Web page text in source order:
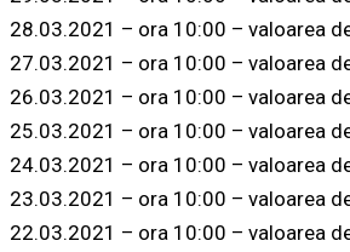
28.03.2021 – ora 10:00 – valoarea
27.03.2021 – ora 10:00 – valoarea
26.03.2021 – ora 10:00 – valoarea
25.03.2021 – ora 10:00 – valoarea
24.03.2021 – ora 10:00 – valoarea
23.03.2021 – ora 10:00 – valoarea
22.03.2021 – ora 10:00 – valoarea